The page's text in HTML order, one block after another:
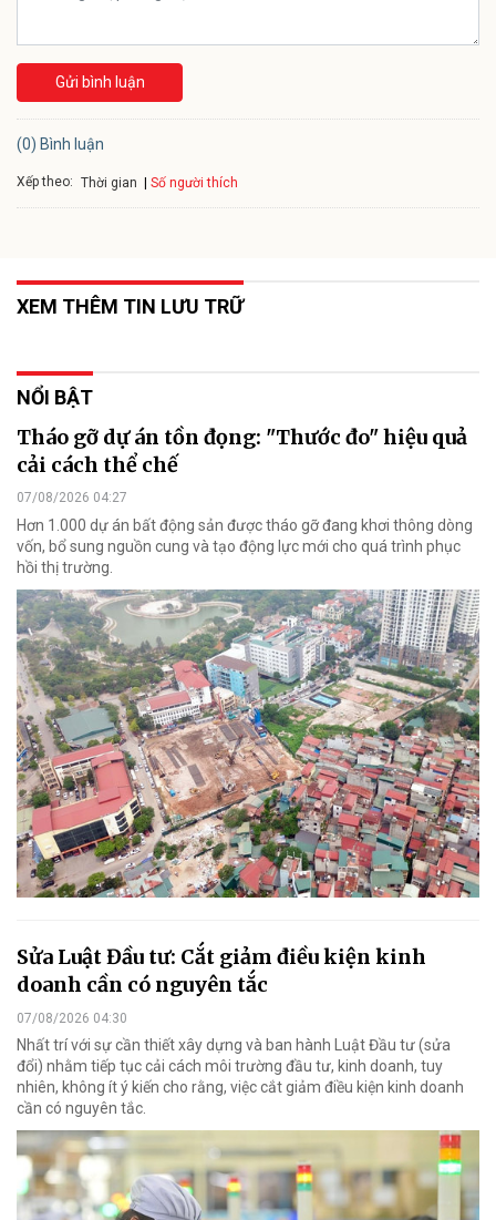
Gửi bình luận
(0) Bình luận
Xếp theo: Thời gian Số người thích
XEM THÊM TIN LƯU TRỮ
NỔI BẬT
Tháo gỡ dự án tồn đọng: "Thước đo" hiệu quả
cải cách thể chế
07/08/2026 04:27
Hơn 1.000 dự án bất động sản được tháo gỡ đang khơi thông dòng
vốn, bổ sung nguồn cung và tạo động lực mới cho quá trình phục
hồi thị trường.
Sửa Luật Đầu tư: Cắt giảm điều kiện kinh
doanh cần có nguyên tắc
07/08/2026 04:30
Nhất trí với sự cần thiết xây dựng và ban hành Luật Đầu tư (sửa
đổi) nhằm tiếp tục cải cách môi trường đầu tư, kinh doanh, tuy
nhiên, không ít ý kiến cho rằng, việc cắt giảm điều kiện kinh doanh
cần có nguyên tắc.